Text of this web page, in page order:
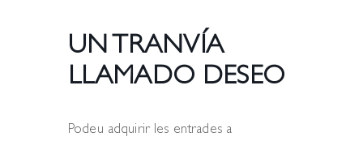
UN TRANVÍA
LLAMADO DESEO
Podeu adquirir les entrades a